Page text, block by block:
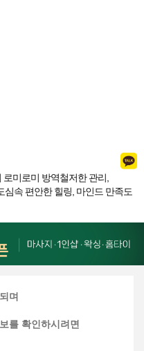
미로미 방역철저한 관리,
속 편안한 힐링, 마인드 만족도
며
를 확인하시려면